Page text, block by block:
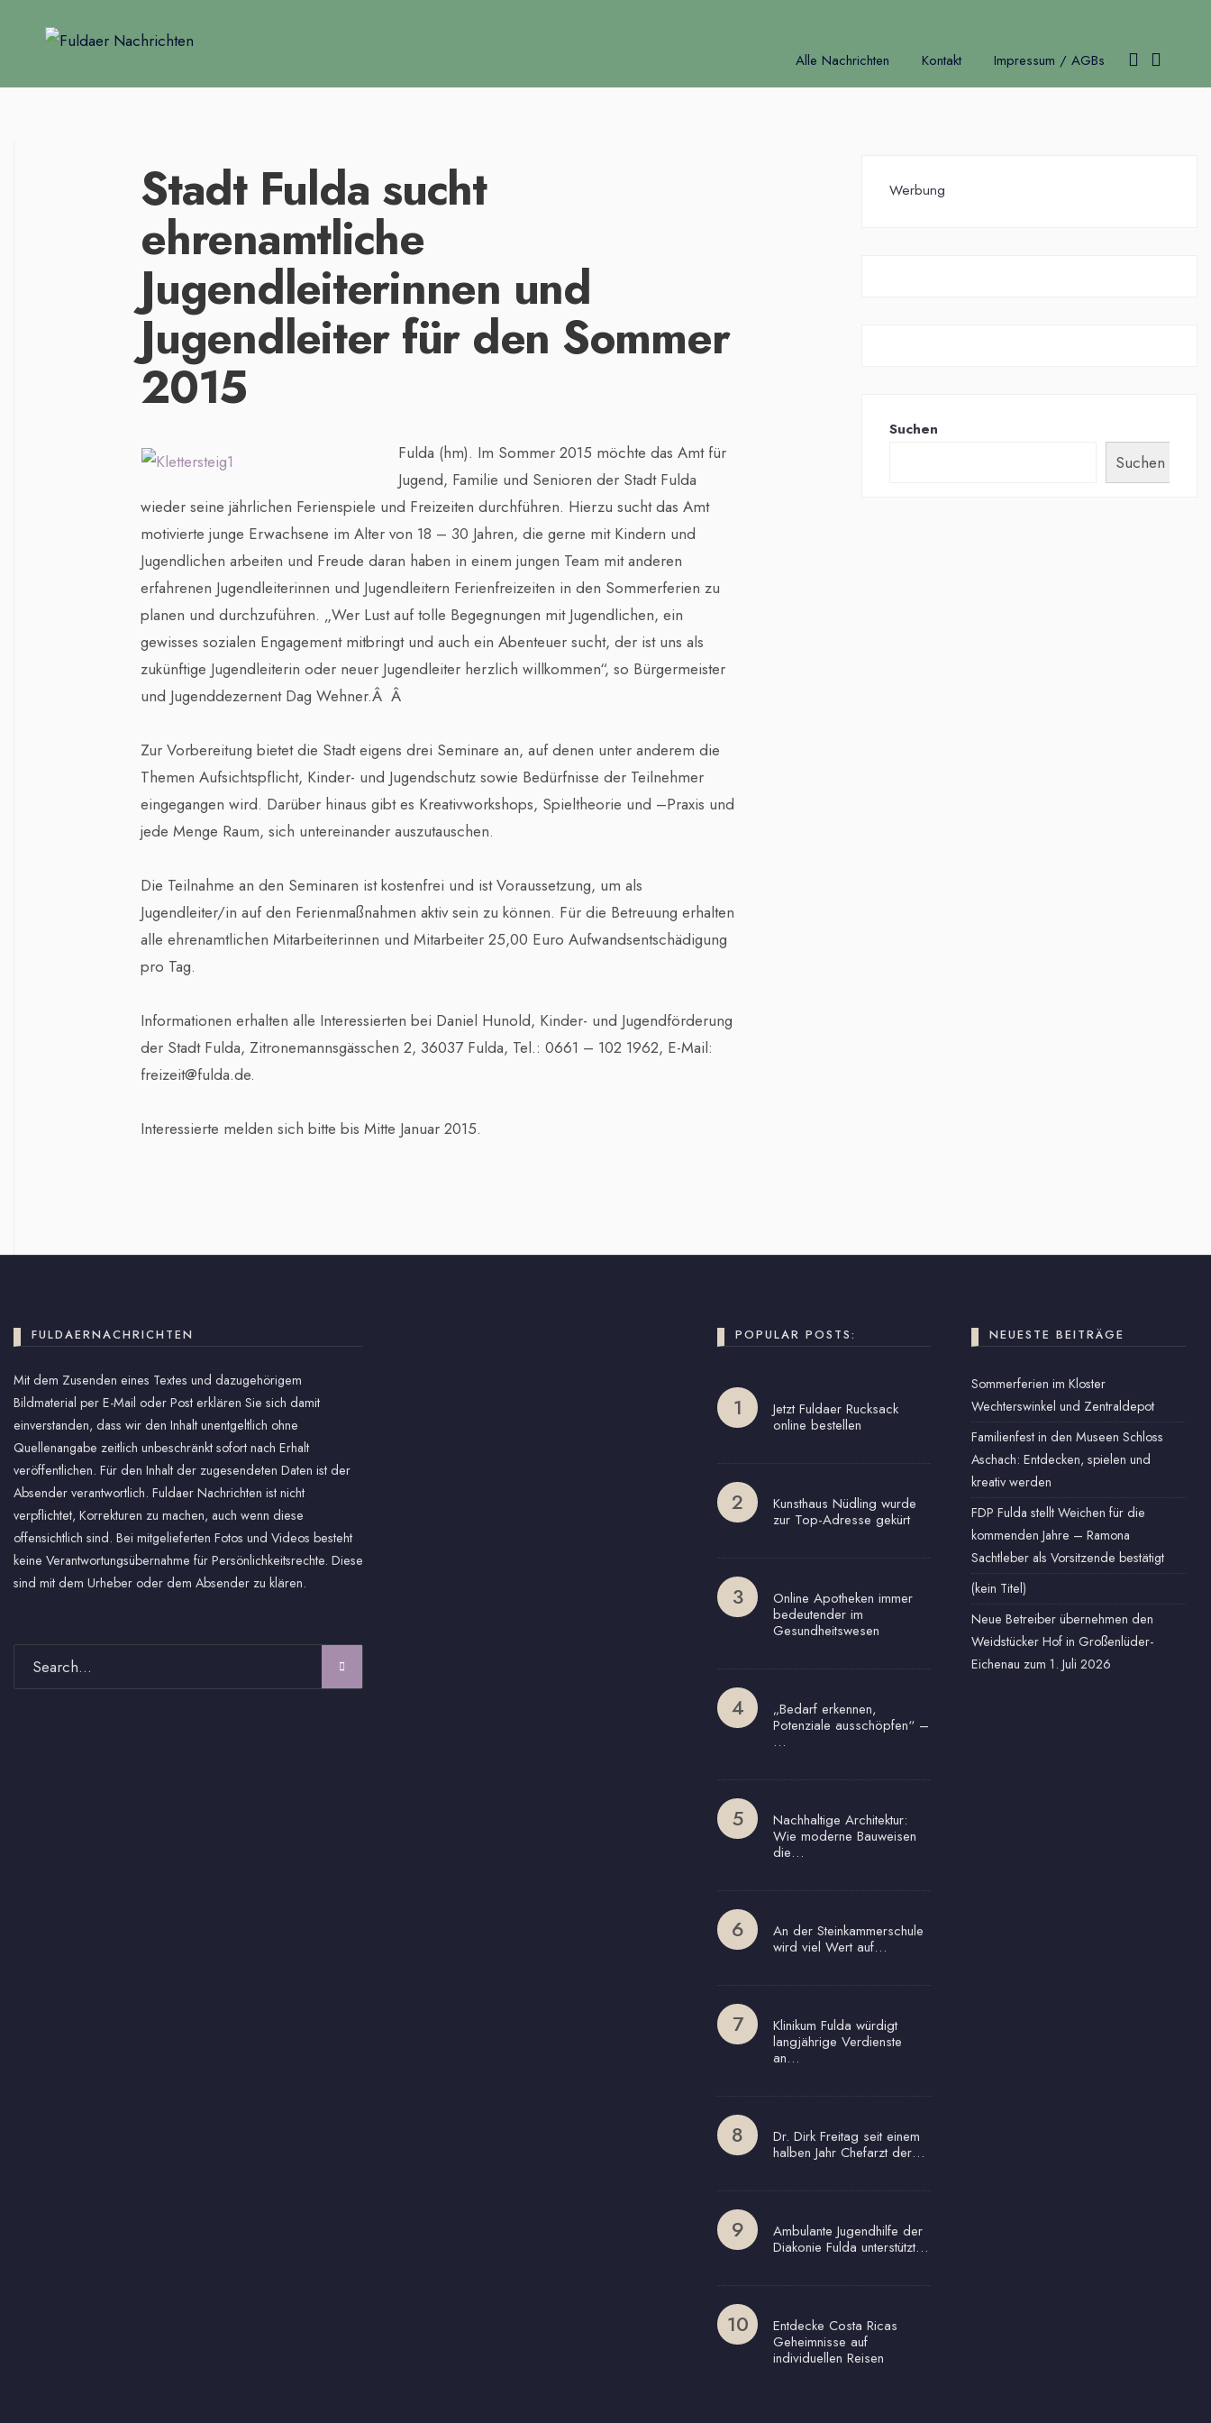
Alle Nachrichten Kontakt Impressum / AGBs
Stadt Fulda sucht
ehrenamtliche
Jugendleiterinnen und
Jugendleiter für den Sommer
2015
Fulda (hm). Im Sommer 2015 möchte das Amt für
Jugend, Familie und Senioren der Stadt Fulda
wieder seine jährlichen Ferienspiele und Freizeiten durchführen. Hierzu sucht das Amt
motivierte junge Erwachsene im Alter von 18 – 30 Jahren, die gerne mit Kindern und
Jugendlichen arbeiten und Freude daran haben in einem jungen Team mit anderen
erfahrenen Jugendleiterinnen und Jugendleitern Ferienfreizeiten in den Sommerferien zu
planen und durchzuführen. „Wer Lust auf tolle Begegnungen mit Jugendlichen, ein
gewisses sozialen Engagement mitbringt und auch ein Abenteuer sucht, der ist uns als
zukünftige Jugendleiterin oder neuer Jugendleiter herzlich willkommen“, so Bürgermeister
und Jugenddezernent Dag Wehner.Â Â
Zur Vorbereitung bietet die Stadt eigens drei Seminare an, auf denen unter anderem die
Themen Aufsichtspflicht, Kinder- und Jugendschutz sowie Bedürfnisse der Teilnehmer
eingegangen wird. Darüber hinaus gibt es Kreativworkshops, Spieltheorie und –Praxis und
jede Menge Raum, sich untereinander auszutauschen.
Die Teilnahme an den Seminaren ist kostenfrei und ist Voraussetzung, um als
Jugendleiter/in auf den Ferienmaßnahmen aktiv sein zu können. Für die Betreuung erhalten
alle ehrenamtlichen Mitarbeiterinnen und Mitarbeiter 25,00 Euro Aufwandsentschädigung
pro Tag.
Informationen erhalten alle Interessierten bei Daniel Hunold, Kinder- und Jugendförderung
der Stadt Fulda, Zitronemannsgässchen 2, 36037 Fulda, Tel.: 0661 – 102 1962, E-Mail:
freizeit@fulda.de.
Interessierte melden sich bitte bis Mitte Januar 2015.
Werbung
Suchen
Suchen
FULDAERNACHRICHTEN
Mit dem Zusenden eines Textes und dazugehörigem
Bildmaterial per E-Mail oder Post erklären Sie sich damit
einverstanden, dass wir den Inhalt unentgeltlich ohne
Quellenangabe zeitlich unbeschränkt sofort nach Erhalt
veröffentlichen. Für den Inhalt der zugesendeten Daten ist der
Absender verantwortlich. Fuldaer Nachrichten ist nicht
verpflichtet, Korrekturen zu machen, auch wenn diese
offensichtlich sind. Bei mitgelieferten Fotos und Videos besteht
keine Verantwortungsübernahme für Persönlichkeitsrechte. Diese
sind mit dem Urheber oder dem Absender zu klären.
POPULAR POSTS:
Jetzt Fuldaer Rucksack
online bestellen
Kunsthaus Nüdling wurde
zur Top-Adresse gekürt
Online Apotheken immer
bedeutender im
Gesundheitswesen
„Bedarf erkennen,
Potenziale ausschöpfen“ –
…
Nachhaltige Architektur:
Wie moderne Bauweisen
die…
An der Steinkammerschule
wird viel Wert auf…
Klinikum Fulda würdigt
langjährige Verdienste
an…
Dr. Dirk Freitag seit einem
halben Jahr Chefarzt der…
Ambulante Jugendhilfe der
Diakonie Fulda unterstützt…
Entdecke Costa Ricas
Geheimnisse auf
individuellen Reisen
NEUESTE BEITRÄGE
Sommerferien im Kloster
Wechterswinkel und Zentraldepot
Familienfest in den Museen Schloss
Aschach: Entdecken, spielen und
kreativ werden
FDP Fulda stellt Weichen für die
kommenden Jahre – Ramona
Sachtleber als Vorsitzende bestätigt
(kein Titel)
Neue Betreiber übernehmen den
Weidstücker Hof in Großenlüder-
Eichenau zum 1. Juli 2026